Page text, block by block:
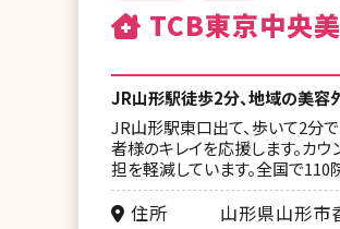
TCB東京中央
JR山形駅徒歩2分、地域の美容
JR山形駅東口出て、歩いて2分で
者様のキレイを応援します。カ
担を軽減しています。全国で110
住所
山形県山形市